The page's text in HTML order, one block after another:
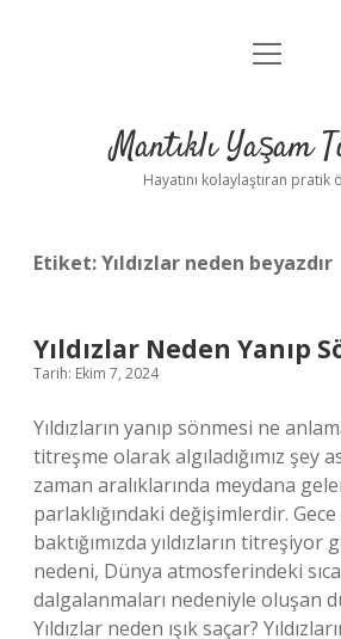
Anasayfa
Yasal Uyarı
menüyü
Mantıklı Yaşam
Hayatını kolaylaştıran pratik
Etiket:Yıldızlar neden beyazdır
Yıldızlar Neden Yanıp
Tarih: Ekim 7, 2024
Yıldızların yanıp sönmesi ne
titreşme olarak algıladığımız şey
zaman aralıklarında meydana
parlaklığındaki değişimlerdir.
baktığımızda yıldızların
nedeni, Dünya atmosferindeki
dalgalanmaları nedeniyle oluşan
Yıldızlar neden ışık saçar?